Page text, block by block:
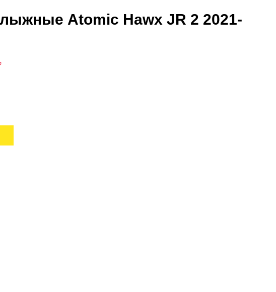
Atomic Hawx JR 2 2021-